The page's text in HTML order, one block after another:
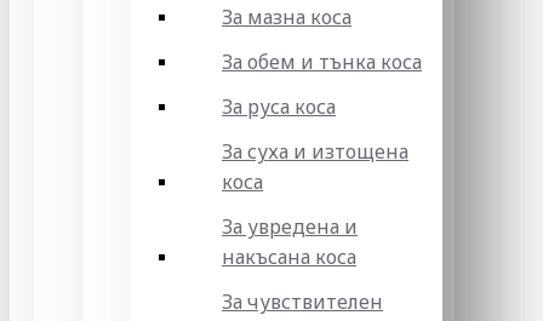
За мазна коса
За обем и тънка коса
За руса коса
За суха и изтощена
коса
За увредена и
накъсана коса
За чувствителен